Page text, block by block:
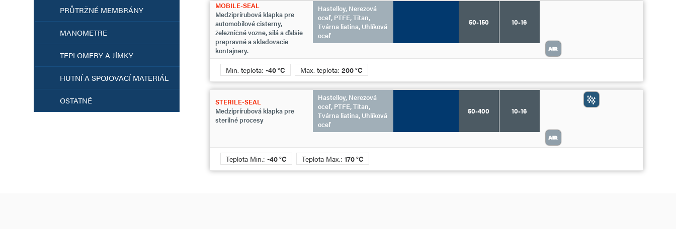
PRŮTRŽNÉ MEMBRÁNY
MANOMETRE
TEPLOMERY A JÍMKY
HUTNÍ A SPOJOVACÍ MATERIÁL
OSTATNÉ
MOBILE-SEAL
Medziprírubová klapka pre
automobilové cisterny,
železničné vozne, silá a ďalšie
prepravné a skladovacie
kontajnery.
Hastelloy, Nerezová
oceľ, PTFE, Titan,
Tvárna liatina, Uhlíková
oceľ
50-150 10-16
Min. teplota:-40 °C Max. teplota:200 °C
STERILE-SEAL
Medziprírubová klapka pre
sterilné procesy
Hastelloy, Nerezová
oceľ, PTFE, Titan,
Tvárna liatina, Uhlíková
oceľ
50-400 10-16
Teplota Min.:-40 °C Teplota Max.:170 °C